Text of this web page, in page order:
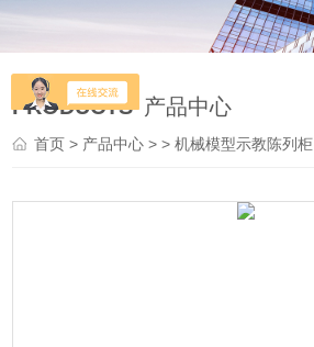
PRODUCTS 产品中心
首页> 产品中心 > >机械模型示教陈列柜